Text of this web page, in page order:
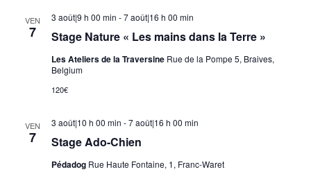
VEN
7 Stage Nature « Les mains dans la Terre »
3 août|9 h 00 min -7 août|16 h 00 min
Les Ateliers de la Traversine Rue de la Pompe 5, Braives,
Belgium
120€
VEN
7 Stage Ado-Chien
3 août|10 h 00 min -7 août|16 h 00 min
Pédadog Rue Haute Fontaine, 1, Franc-Waret